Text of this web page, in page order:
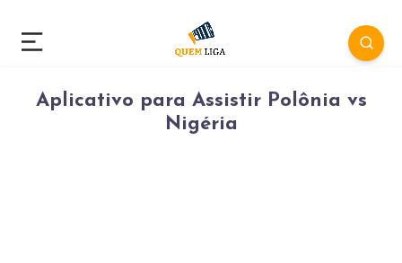
Aplicativo para Assistir Polônia vs
Nigéria